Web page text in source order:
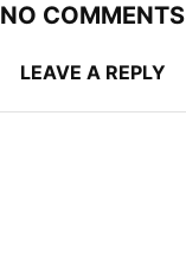
NO COMMENTS
LEAVE A REPLY